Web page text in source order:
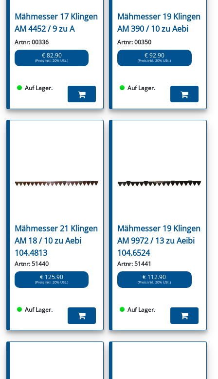
Mähmesser 17 Klingen
AM 4452 / 9 zu A
Artnr: 00336
€ 82.90
(Preis inkl. 20% USt.)
Auf Lager.
Mähmesser 19 Klingen
AM 390 / 10 zu Aebi
Artnr: 00350
€ 92.90
(Preis inkl. 20% USt.)
Auf Lager.
Mähmesser 21 Klingen
AM 18 / 10 zu Aebi
104.4813
Artnr: 51440
€ 125.90
(Preis inkl. 20% USt.)
Auf Lager.
Mähmesser 19 Klingen
AM 9972 / 13 zu Aeibi
104.6524
Artnr: 51441
€ 112.90
(Preis inkl. 20% USt.)
Auf Lager.